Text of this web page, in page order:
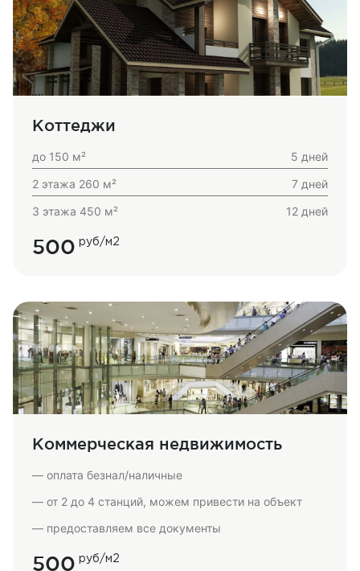
Коттеджи
до 150 м²
5 дней
2 этажа 260 м²
7 дней
3 этажа 450 м²
12 дней
500 руб/м2
Коммерческая недвижимость
— оплата безнал/наличные
— от 2 до 4 станций, можем привести на объект
— предоставляем все документы
500 руб/м2